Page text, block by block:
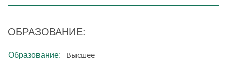
ОБРАЗОВАНИЕ:
Образование: Высшее